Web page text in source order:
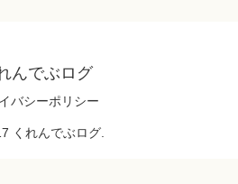
んでぶログ
バシーポリシー
くれんでぶログ.